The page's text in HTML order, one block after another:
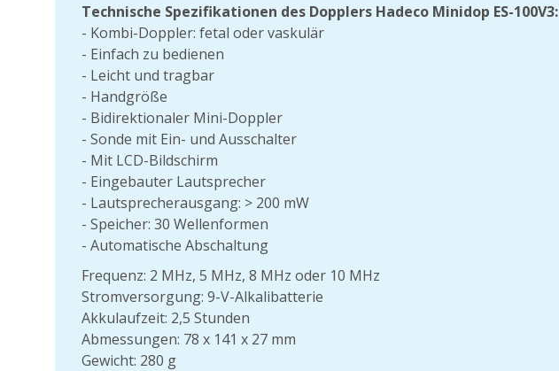
Technische Spezifikationen des Dopplers Hadeco Minidop ES-100V3:
- Kombi-Doppler: fetal oder vaskulär
- Einfach zu bedienen
- Leicht und tragbar
- Handgröße
- Bidirektionaler Mini-Doppler
- Sonde mit Ein- und Ausschalter
- Mit LCD-Bildschirm
- Eingebauter Lautsprecher
- Lautsprecherausgang: > 200 mW
- Speicher: 30 Wellenformen
- Automatische Abschaltung
Frequenz: 2 MHz, 5 MHz, 8 MHz oder 10 MHz
Stromversorgung: 9-V-Alkalibatterie
Akkulaufzeit: 2,5 Stunden
Abmessungen: 78 x 141 x 27 mm
Gewicht: 280 g